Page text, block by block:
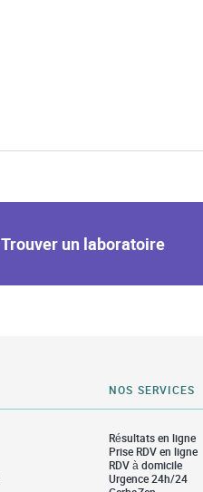
Trouver un laboratoire
NOS SERVICES
Résultats en ligne
Prise RDV en ligne
RDV à domicile
Urgence 24h/24